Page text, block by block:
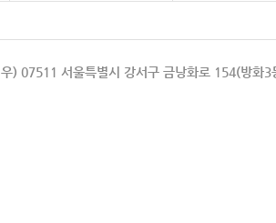
우) 07511 서울특별시 강서구 금낭화로 154(방화3